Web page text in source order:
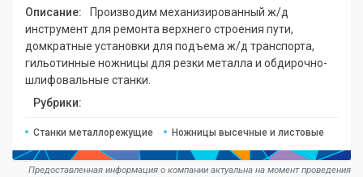
Описание:
Производим механизированный ж/д
инструмент для ремонта верхнего строения пути,
домкратные установки для подъема ж/д транспорта,
гильотинные ножницы для резки металла и обдирочно-
шлифовальные станки.
Рубрики:
Станки металлорежущие Ножницы высечные и листовые
Предоставленная информация о компании актуальна на момент проведения